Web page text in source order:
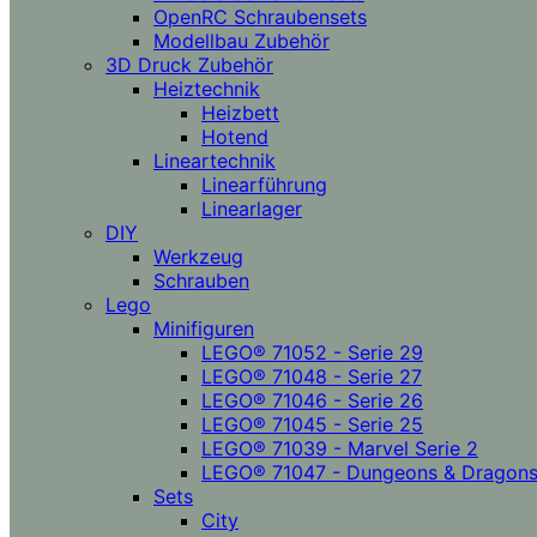
OpenRC Schraubensets
Modellbau Zubehör
3D Druck Zubehör
Heiztechnik
Heizbett
Hotend
Lineartechnik
Linearführung
Linearlager
DIY
Werkzeug
Schrauben
Lego
Minifiguren
LEGO® 71052 - Serie 29
LEGO® 71048 - Serie 27
LEGO® 71046 - Serie 26
LEGO® 71045 - Serie 25
LEGO® 71039 - Marvel Serie 2
LEGO® 71047 - Dungeons & Dragons
Sets
City